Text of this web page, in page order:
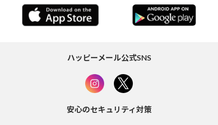
ハッピーメール公式SNS
安心のセキュリティ対策